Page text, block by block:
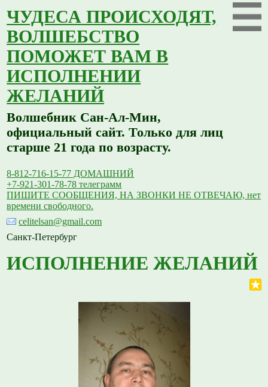
ЧУДЕСА ПРОИСХОДЯТ,
ВОЛШЕБСТВО
ПОМОЖЕТ ВАМ В
ИСПОЛНЕНИИ
ЖЕЛАНИЙ
Волшебник Сан-Ал-Мин,
официальный сайт. Только для лиц
старше 21 года по возрасту.
8-812-716-15-77 ДОМАШНИЙ
+7-921-301-78-78 телеграмм
ПИШИТЕ СООБЩЕНИЯ, НА ЗВОНКИ НЕ ОТВЕЧАЮ, нет
времени свободного.
celitelsan@gmail.com
Санкт-Петербург
ИСПОЛНЕНИЕ ЖЕЛАНИЙ